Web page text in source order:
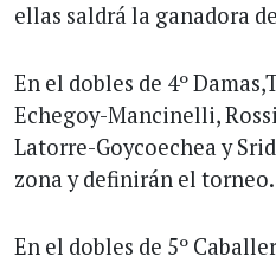
ellas saldrá la ganadora
En el dobles de 4º
Echegoy-Mancinelli,
Latorre-Goycoechea y
zona y definirán el torneo.
En el dobles de 5º